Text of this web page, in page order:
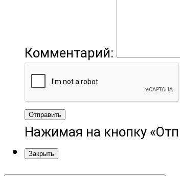
Комментарий:
Отправить
Нажимая на кнопку
Закрыть